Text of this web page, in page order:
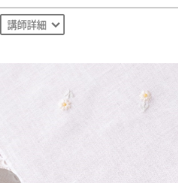
講師詳細